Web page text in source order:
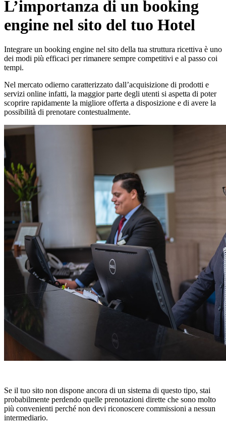
L’importanza di un booking
engine nel sito del tuo Hotel
Integrare un booking engine nel sito della tua struttura ricettiva è uno
dei modi più efficaci per rimanere sempre competitivi e al passo coi
tempi.
Nel mercato odierno caratterizzato dall’acquisizione di prodotti e
servizi online infatti, la maggior parte degli utenti si aspetta di poter
scoprire rapidamente la migliore offerta a disposizione e di avere la
possibilità di prenotare contestualmente.
Se il tuo sito non dispone ancora di un sistema di questo tipo, stai
probabilmente perdendo quelle prenotazioni dirette che sono molto
più convenienti perché non devi riconoscere commissioni a nessun
intermediario.